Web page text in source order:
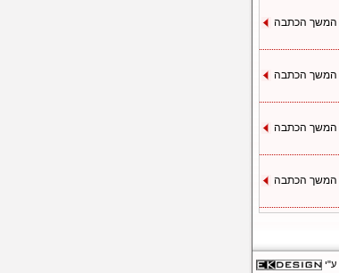
המשך הכתבה
המשך הכתבה
המשך הכתבה
המשך הכתבה
ע"י